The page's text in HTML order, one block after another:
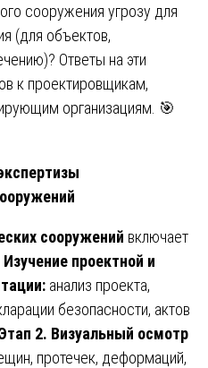
сооружения угрозу для
(для объектов,
Ответы на эти
к проектировщикам,
организациям. 🎯
сооружений включает
проектной и
анализ проекта,
безопасности, актов
2. Визуальный осмотр
протечек, деформаций,